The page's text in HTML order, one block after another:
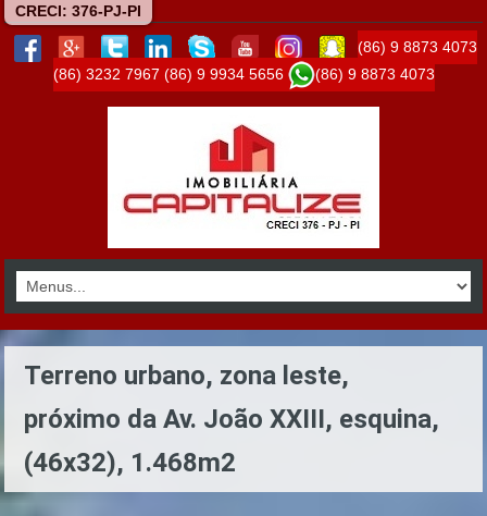
CRECI: 376-PJ-PI
(86) 9 8873 4073
(86) 3232 7967 (86) 9 9934 5656 (86) 9 8873 4073
Terreno urbano, zona leste,
próximo da Av. João XXIII, esquina,
(46x32), 1.468m2